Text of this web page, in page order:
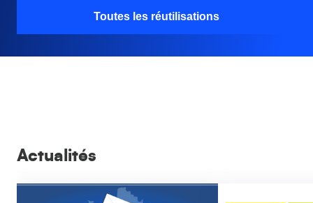
Toutes les réutilisations
Actualités